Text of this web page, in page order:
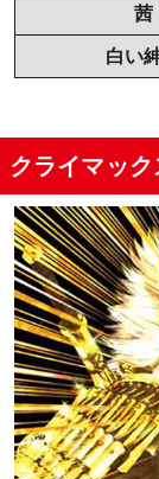
茜
白い
クライマック